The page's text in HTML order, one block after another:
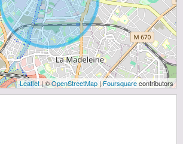
Leaflet| ©OpenStreetMap|Foursquarecontributors